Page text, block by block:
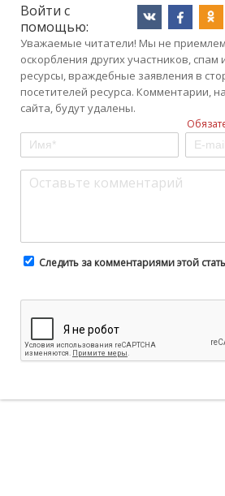
Войти с
помощью:
Уважаемые читатели! Мы не
оскорбления других участников, спам
ресурсы, враждебные заявления в
посетителей ресурса. Комментарии,
сайта, будут удалены.
Следить за комментариями этой